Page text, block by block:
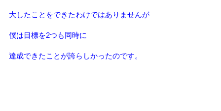
大したことをできたわけではありませんが
僕は目標を2つも同時に
達成できたことが誇らしかったのです。